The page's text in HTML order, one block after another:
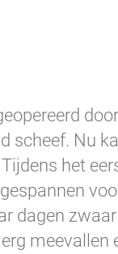
scheef. Nu
het
dagen
meevallen